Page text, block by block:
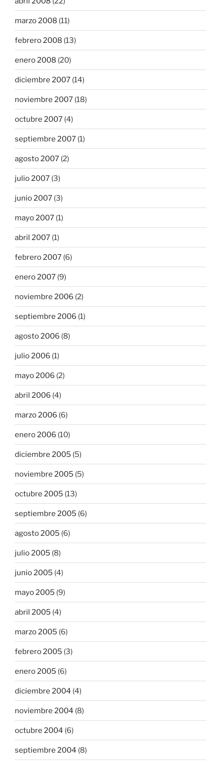
marzo 2008 (11)
febrero 2008 (13)
enero 2008 (20)
diciembre 2007 (14)
noviembre 2007 (18)
octubre 2007 (4)
septiembre 2007 (1)
agosto 2007 (2)
julio 2007 (3)
junio 2007 (3)
mayo 2007 (1)
abril 2007 (1)
febrero 2007 (6)
enero 2007 (9)
noviembre 2006 (2)
septiembre 2006 (1)
agosto 2006 (8)
julio 2006 (1)
mayo 2006 (2)
abril 2006 (4)
marzo 2006 (6)
enero 2006 (10)
diciembre 2005 (5)
noviembre 2005 (5)
octubre 2005 (13)
septiembre 2005 (6)
agosto 2005 (6)
julio 2005 (8)
junio 2005 (4)
mayo 2005 (9)
abril 2005 (4)
marzo 2005 (6)
febrero 2005 (3)
enero 2005 (6)
diciembre 2004 (4)
noviembre 2004 (8)
octubre 2004 (6)
septiembre 2004 (8)